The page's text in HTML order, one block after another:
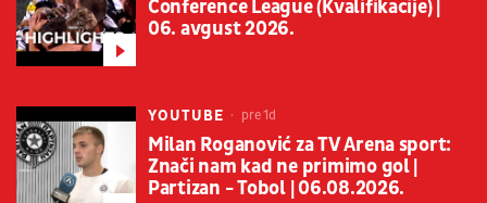
Conference League (Kvalifikacije) |
06. avgust 2026.
YOUTUBE pre 1d
Milan Roganović za TV Arena sport:
Znači nam kad ne primimo gol |
Partizan - Tobol | 06.08.2026.